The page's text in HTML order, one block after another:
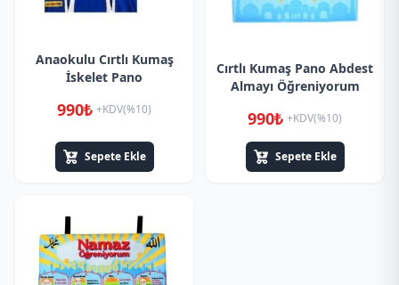
Anaokulu Cırtlı Kumaş
İskelet Pano
990₺ +KDV(%10)
Sepete Ekle
Cırtlı Kumaş Pano Abdest
Almayı Öğreniyorum
990₺ +KDV(%10)
Sepete Ekle